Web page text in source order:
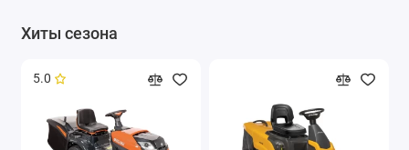
Хиты сезона
5.0